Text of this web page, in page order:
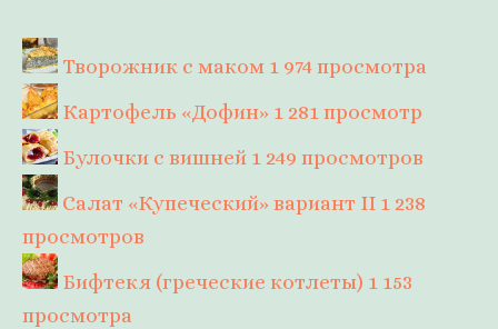
Творожник с маком 1 974 просмотра
Картофель «Дофин» 1 281 просмотр
Булочки с вишней 1 249 просмотров
Салат «Купеческий» вариант II 1 238
просмотров
Бифтекя (греческие котлеты) 1 153
просмотра